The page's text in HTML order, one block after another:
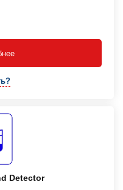
Detector